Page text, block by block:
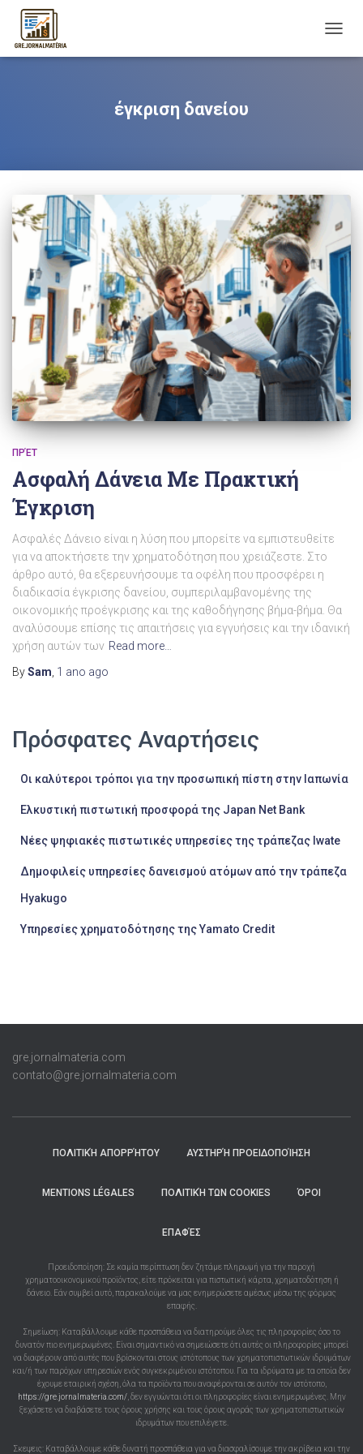
έγκριση δανείου
ΠΡΈΤ
Ασφαλή Δάνεια Με Πρακτική
Έγκριση
Ασφαλές Δάνειο είναι η λύση που μπορείτε να εμπιστευθείτε
για να αποκτήσετε την χρηματοδότηση που χρειάζεστε. Στο
άρθρο αυτό, θα εξερευνήσουμε τα οφέλη που προσφέρει η
διαδικασία έγκρισης δανείου, συμπεριλαμβανομένης της
οικονομικής προέγκρισης και της καθοδήγησης βήμα-βήμα. Θα
αναλύσουμε επίσης τις απαιτήσεις για εγγυήσεις και την ιδανική
χρήση αυτών των Read more…
BySam 1 ano ago
Πρόσφατες Αναρτήσεις
Οι καλύτεροι τρόποι για την προσωπική πίστη στην Ιαπωνία
Ελκυστική πιστωτική προσφορά της Japan Net Bank
Νέες ψηφιακές πιστωτικές υπηρεσίες της τράπεζας Iwate
Δημοφιλείς υπηρεσίες δανεισμού ατόμων από την τράπεζα
Hyakugo
Υπηρεσίες χρηματοδότησης της Yamato Credit
gre.jornalmateria.com
contato@gre.jornalmateria.com
ΠΟΛΙΤΙΚΉ ΑΠΟΡΡΉΤΟΥ ΑΥΣΤΗΡΉ ΠΡΟΕΙΔΟΠΟΊΗΣΗ
MENTIONS LÉGALES ΠΟΛΙΤΙΚΉ ΤΩΝ COOKIES ΌΡΟΙ
ΕΠΑΦΈΣ
Προειδοποίηση: Σε καμία περίπτωση δεν ζητάμε πληρωμή για την παροχή
χρηματοοικονομικού προϊόντος, είτε πρόκειται για πιστωτική κάρτα, χρηματοδότηση ή
δάνειο. Εάν συμβεί αυτό, παρακαλούμε να μας ενημερώσετε αμέσως μέσω της φόρμας
επαφής.
Σημείωση: Καταβάλλουμε κάθε προσπάθεια να διατηρούμε όλες τις πληροφορίες όσο το
δυνατόν πιο ενημερωμένες. Είναι σημαντικό να σημειώσετε ότι αυτές οι πληροφορίες μπορεί
να διαφέρουν από αυτές που βρίσκονται στους ιστότοπους των χρηματοπιστωτικών ιδρυμάτων
και/ή των παρόχων υπηρεσιών ενός συγκεκριμένου ιστότοπου. Για τα ιδρύματα με τα οποία δεν
έχουμε εταιρική σχέση, όλα τα προϊόντα που αναφέρονται σε αυτόν τον ιστότοπο,
https://gre.jornalmateria.com/, δεν εγγυώνται ότι οι πληροφορίες είναι ενημερωμένες. Μην
ξεχάσετε να διαβάσετε τους όρους χρήσης και τους όρους αγοράς των χρηματοπιστωτικών
ιδρυμάτων που επιλέγετε.
Σκεψεις: Καταβάλλουμε κάθε δυνατή προσπάθεια για να διασφαλίσουμε την ακρίβεια και την